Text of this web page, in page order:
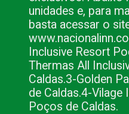
unidades e, para
basta acessar o
Inclusive Resort
Thermas All
Caldas.3-Golden
de Caldas.4-Vilage
Poços de Caldas.